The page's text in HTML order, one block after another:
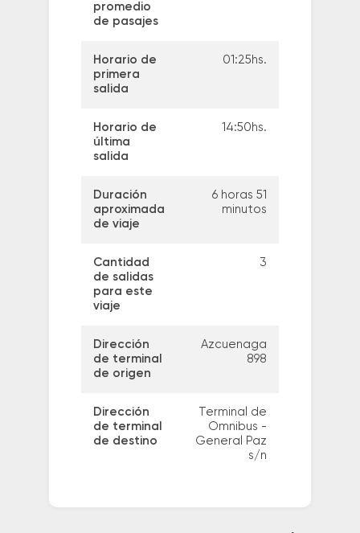
promedio
de pasajes
Horario de
primera
salida
01:25hs.
Horario de
última
salida
14:50hs.
Duración
aproximada
de viaje
6 horas 51
minutos
Cantidad
de salidas
para este
viaje
3
Dirección
de terminal
de origen
Azcuenaga
898
Dirección
de terminal
de destino
Terminal de
Omnibus -
General Paz
s/n